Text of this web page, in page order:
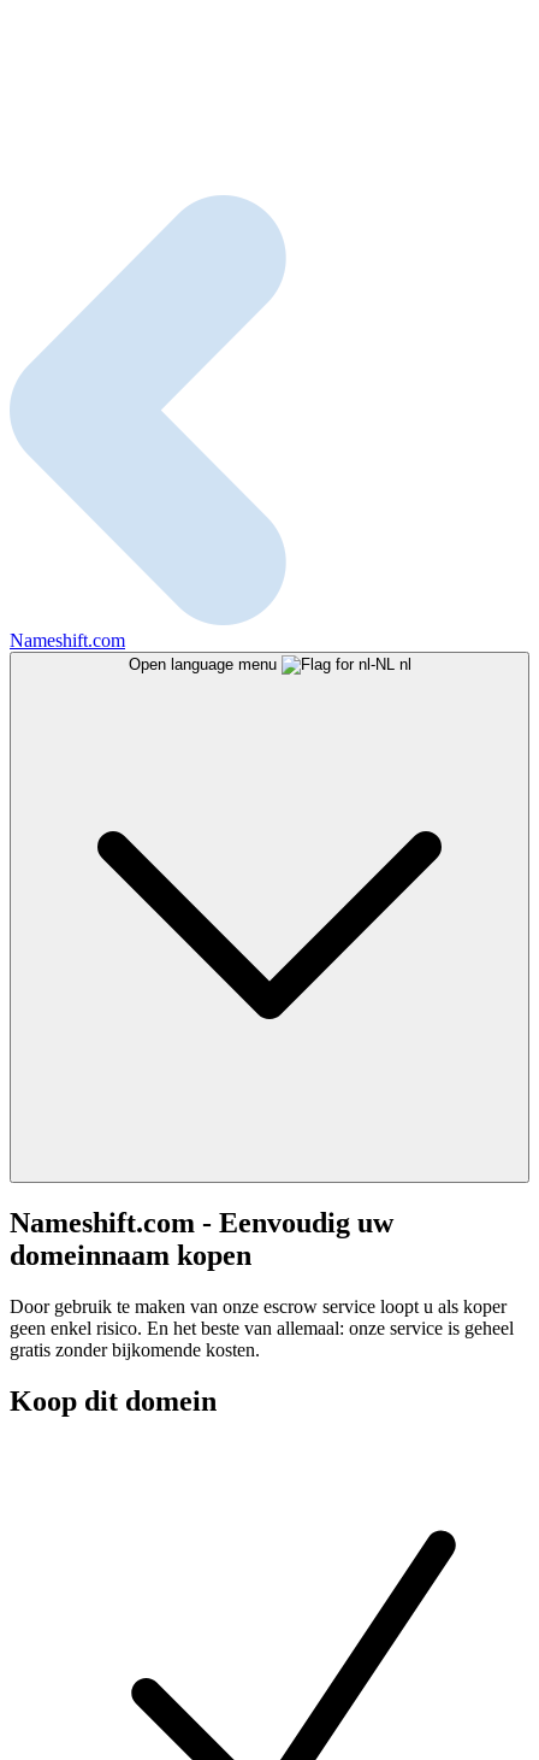
Nameshift.com
Open language menu nl
Nameshift.com - Eenvoudig uw
domeinnaam kopen
Door gebruik te maken van onze escrow service loopt u als koper
geen enkel risico. En het beste van allemaal: onze service is geheel
gratis zonder bijkomende kosten.
Koop dit domein